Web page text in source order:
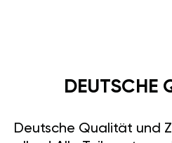
DEUTSCHE
Deutsche Qualität und